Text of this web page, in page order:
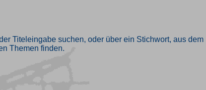
Titeleingabe suchen, oder über ein Stichwort, aus dem
Themen finden.